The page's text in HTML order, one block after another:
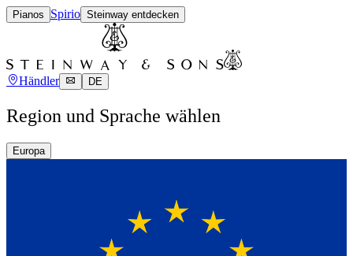
Pianos Spirio Steinway entdecken
Händler DE
Region und Sprache wählen
Europa